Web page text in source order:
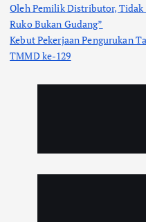
Oleh Pemilik Distributor, Tidak
Ruko Bukan Gudang”
Kebut Pekerjaan Pengurukan
TMMD ke-129